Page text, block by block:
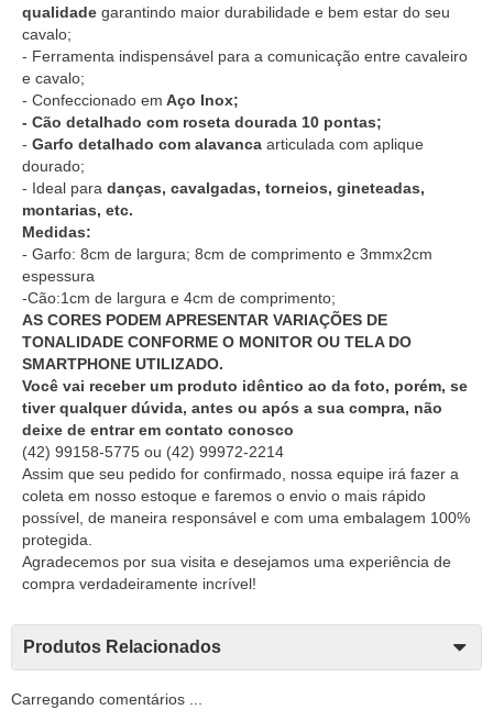
qualidade garantindo maior durabilidade e bem estar do seu
cavalo;
- Ferramenta indispensável para a comunicação entre cavaleiro
e cavalo;
- Confeccionado em Aço Inox;
- Cão detalhado com roseta dourada 10 pontas;
- Garfo detalhado com alavanca articulada com aplique
dourado;
- Ideal para danças, cavalgadas, torneios, gineteadas,
montarias, etc.
Medidas:
- Garfo: 8cm de largura; 8cm de comprimento e 3mmx2cm
espessura
-Cão:1cm de largura e 4cm de comprimento;
AS CORES PODEM APRESENTAR VARIAÇÕES DE
TONALIDADE CONFORME O MONITOR OU TELA DO
SMARTPHONE UTILIZADO.
Você vai receber um produto idêntico ao da foto, porém, se
tiver qualquer dúvida, antes ou após a sua compra, não
deixe de entrar em contato conosco
(42) 99158-5775 ou (42) 99972-2214
Assim que seu pedido for confirmado, nossa equipe irá fazer a
coleta em nosso estoque e faremos o envio o mais rápido
possível, de maneira responsável e com uma embalagem 100%
protegida.
Agradecemos por sua visita e desejamos uma experiência de
compra verdadeiramente incrível!
Produtos Relacionados
Carregando comentários ...